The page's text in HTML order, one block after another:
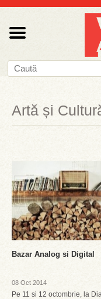
Artă și
Bazar Analog si Digital
08 Oct 2014
Pe 11 si 12 octombrie, la